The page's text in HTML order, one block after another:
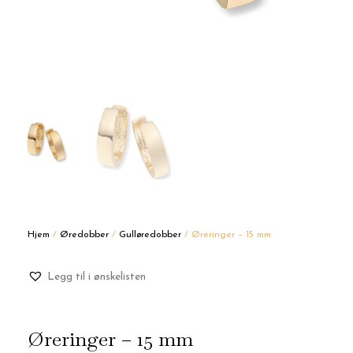
Hjem / Øredobber / Gulløredobber / Øreringer – 15 mm
Legg til i ønskelisten
Øreringer – 15 mm